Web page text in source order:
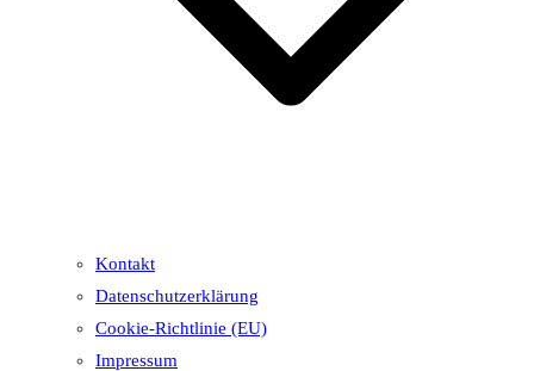
Kontakt
Datenschutzerklärung
Cookie-Richtlinie (EU)
Impressum